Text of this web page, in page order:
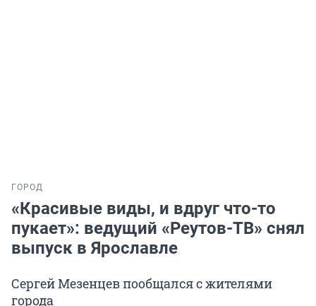
ГОРОД
«Красивые виды, и вдруг что-то
пукает»: ведущий «Реутов-ТВ» снял
выпуск в Ярославле
Сергей Мезенцев пообщался с жителями
города